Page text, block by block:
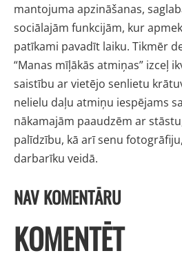
mantojuma apzināšanas,
sociālajām funkcijām, kur
patīkami pavadīt laiku. Tikmēr
“Manas mīļākās atmiņas” izceļ
saistību ar vietējo senlietu
nelielu daļu atmiņu iespējams
nākamajām paaudzēm ar
palīdzību, kā arī senu
darbarīku veidā.
NAV KOMENTĀRU
KOMENTĒT